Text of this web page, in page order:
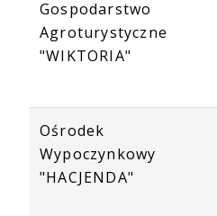
Gospodarstwo
Agroturystyczne
"WIKTORIA"
Ośrodek
Wypoczynkowy
"HACJENDA"